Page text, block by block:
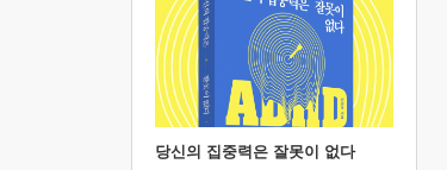
당신의 집중력은 잘못이 없다